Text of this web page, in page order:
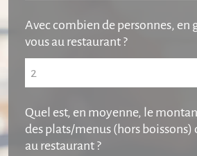
Avec combien de personnes, en
vous au restaurant ?
Quel est, en moyenne, le
des plats/menus (hors
au restaurant ?